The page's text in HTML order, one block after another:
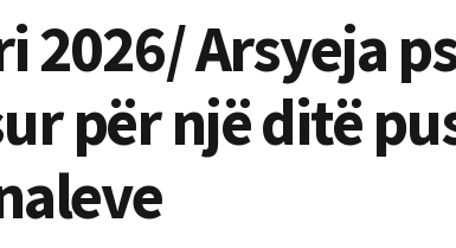
2026/ Arsyeja
për një ditë